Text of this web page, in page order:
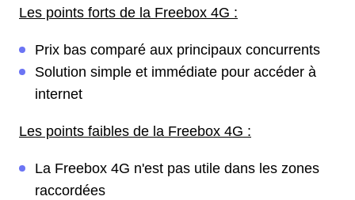
Les points forts de la Freebox 4G :
Prix bas comparé aux principaux concurrents
Solution simple et immédiate pour accéder à
internet
Les points faibles de la Freebox 4G :
La Freebox 4G n'est pas utile dans les zones
raccordées